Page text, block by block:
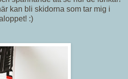
kan bli skidorna som tar mig i
:)